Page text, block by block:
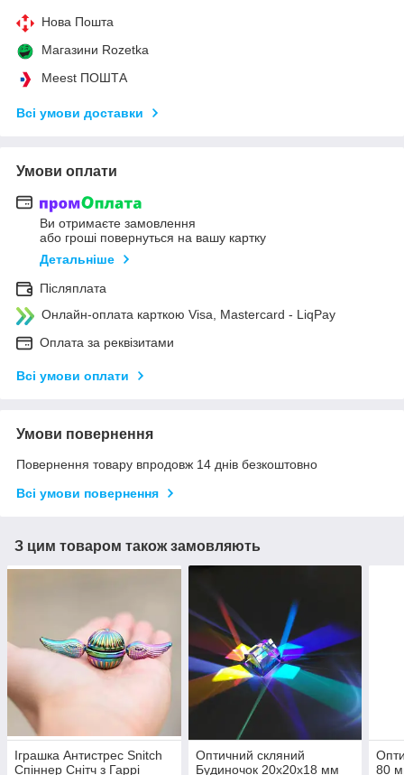
Нова Пошта
Магазини Rozetka
Meest ПОШТА
Всі умови доставки
Умови оплати
Ви отримаєте замовлення
або гроші повернуться на вашу картку
Детальніше
Післяплата
Онлайн-оплата карткою Visa, Mastercard - LiqPay
Оплата за реквізитами
Всі умови оплати
Умови повернення
Повернення товару впродовж 14 днів безкоштовно
Всі умови повернення
З цим товаром також замовляють
Іграшка Антистрес Snitch
Спіннер Снітч з Гаррі
Оптичний скляний
Будиночок 20x20x18 мм
80